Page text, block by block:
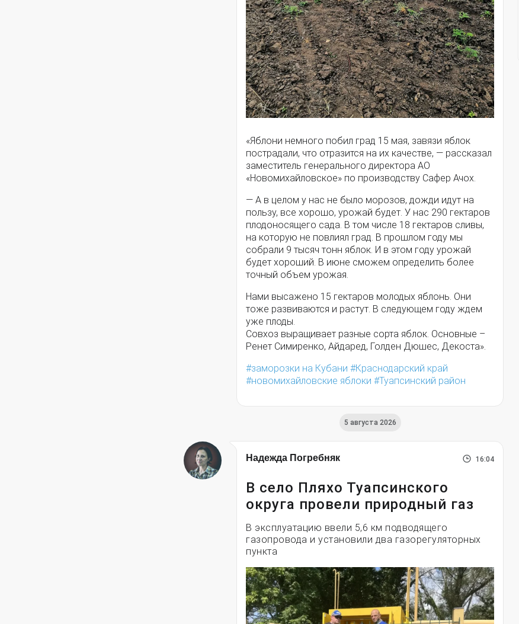
«Яблони немного побил град 15 мая, завязи яблок
пострадали, что отразится на их качестве, — рассказал
заместитель генерального директора АО
«Новомихайловское» по производству Сафер Ачох.
— А в целом у нас не было морозов, дожди идут на
пользу, все хорошо, урожай будет. У нас 290 гектаров
плодоносящего сада. В том числе 18 гектаров сливы,
на которую не повлиял град. В прошлом году мы
собрали 9 тысяч тонн яблок. И в этом году урожай
будет хороший. В июне сможем определить более
точный объем урожая.
Нами высажено 15 гектаров молодых яблонь. Они
тоже развиваются и растут. В следующем году ждем
уже плоды.
Совхоз выращивает разные сорта яблок. Основные –
Ренет Симиренко, Айдаред, Голден Дюшес, Декоста».
заморозки на Кубани
Краснодарский край
новомихайловские яблоки
Туапсинский район
5 августа 2026
Надежда Погребняк 16:04
В село Пляхо Туапсинского
округа провели природный газ
В эксплуатацию ввели 5,6 км подводящего
газопровода и установили два газорегуляторных
пункта